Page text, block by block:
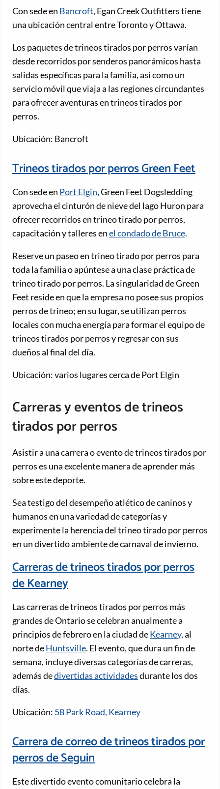
Con sede en Bancroft, Egan Creek Outfitters tiene
una ubicación central entre Toronto y Ottawa.
Los paquetes de trineos tirados por perros varían
desde recorridos por senderos panorámicos hasta
salidas específicas para la familia, así como un
servicio móvil que viaja a las regiones circundantes
para ofrecer aventuras en trineos tirados por
perros.
Ubicación: Bancroft
Trineos tirados por perros Green Feet
Con sede en Port Elgin, Green Feet Dogsledding
aprovecha el cinturón de nieve del lago Huron para
ofrecer recorridos en trineo tirado por perros,
capacitación y talleres enel condado de Bruce.
Reserve un paseo en trineo tirado por perros para
toda la familia o apúntese a una clase práctica de
trineo tirado por perros. La singularidad de Green
Feet reside en que la empresa no posee sus propios
perros de trineo; en su lugar, se utilizan perros
locales con mucha energía para formar el equipo de
trineos tirados por perros y regresar con sus
dueños al final del día.
Ubicación: varios lugares cerca de Port Elgin
Carreras y eventos de trineos
tirados por perros
Asistir a una carrera o evento de trineos tirados por
perros es una excelente manera de aprender más
sobre este deporte.
Sea testigo del desempeño atlético de caninos y
humanos en una variedad de categorías y
experimente la herencia del trineo tirado por perros
en un divertido ambiente de carnaval de invierno.
Carreras de trineos tirados por perros
de Kearney
Las carreras de trineos tirados por perros más
grandes de Ontario se celebran anualmente a
principios de febrero en la ciudad deKearney, al
norte deHuntsville. El evento, que dura un fin de
semana, incluye diversas categorías de carreras,
además dedivertidas actividadesdurante los dos
días.
Ubicación: 58 Park Road, Kearney
Carrera de correo de trineos tirados por
perros de Seguin
Este divertido evento comunitario celebra la